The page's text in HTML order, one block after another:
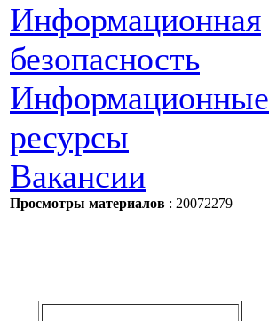
Информационная
безопасность
Информационные
ресурсы
Вакансии
Просмотры материалов : 20072279